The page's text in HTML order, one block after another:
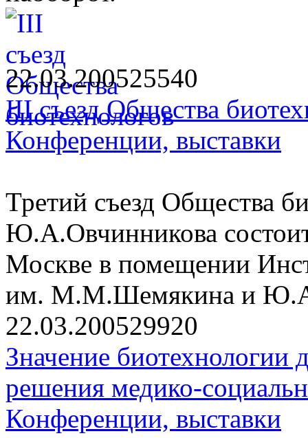
22.03.200525540
III съезд Общества
Конференции, выставки
Третий съезд Общества
Ю.А.Овчинникова
Москве в помещении
им. М.М.Шемякина и
22.03.200529920
Значение биотехнологии
решения медико-
Конференции, выставки